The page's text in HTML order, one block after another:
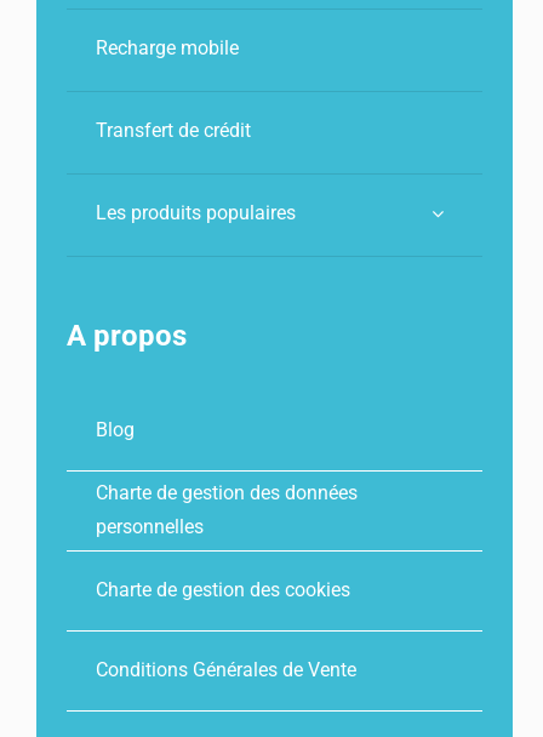
Recharge mobile
Transfert de crédit
Les produits populaires
A propos
Blog
Charte de gestion des données
personnelles
Charte de gestion des cookies
Conditions Générales de Vente